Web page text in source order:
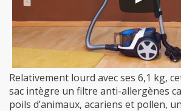
Relativement lourd avec ses 6,1 kg,
sac intègre un filtre anti-allergènes
poils d’animaux, acariens et pollen,